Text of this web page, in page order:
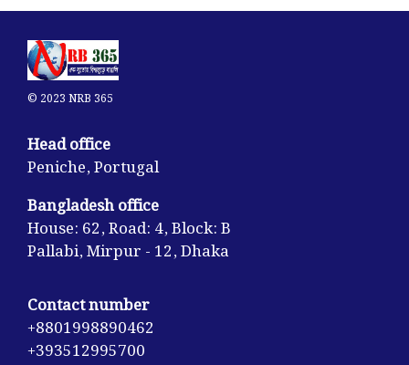
© 2023 NRB 365
Head office
Peniche, Portugal
Bangladesh office
House: 62, Road: 4, Block: B
Pallabi, Mirpur - 12, Dhaka
Contact number
+8801998890462
+393512995700